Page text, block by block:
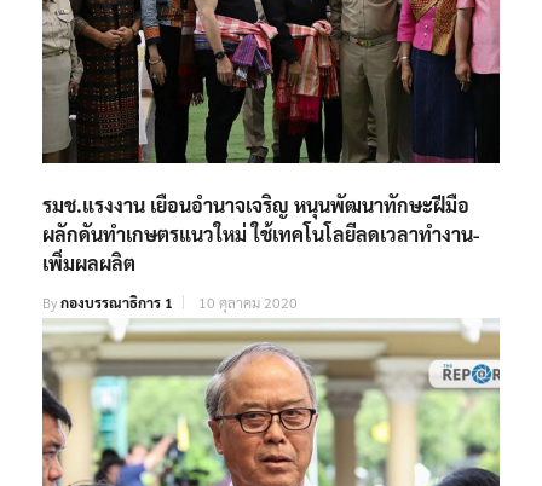
รมช.แรงงาน เยือนอำนาจเจริญ หนุนพัฒนาทักษะฝีมือ
ผลักดันทำเกษตรแนวใหม่ ใช้เทคโนโลยีลดเวลาทำงาน-
เพิ่มผลผลิต
Byกองบรรณาธิการ 1 10 ตุลาคม 2020